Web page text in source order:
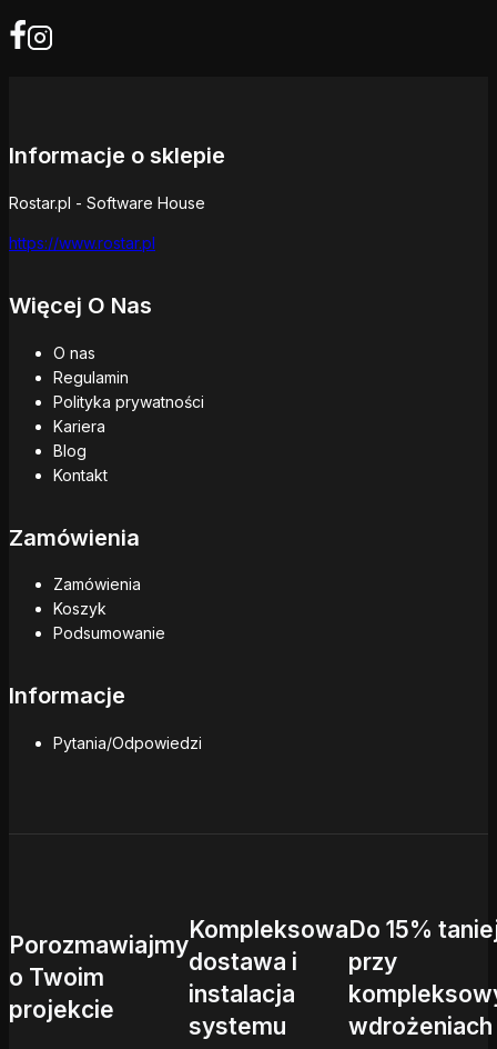
Informacje o sklepie
Rostar.pl - Software House
https://www.rostar.pl
Więcej O Nas
O nas
Regulamin
Polityka prywatności
Kariera
Blog
Kontakt
Zamówienia
Zamówienia
Koszyk
Podsumowanie
Informacje
Pytania/Odpowiedzi
Porozmawiajmy
o Twoim
projekcie
Kompleksowa
dostawa i
instalacja
systemu
Do 15%
przy
wdrożeniach